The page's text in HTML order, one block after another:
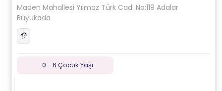
Maden Mahallesi Yılmaz Türk Cad. No:119 Adalar
Büyükada
0 - 6 Çocuk Yaşı